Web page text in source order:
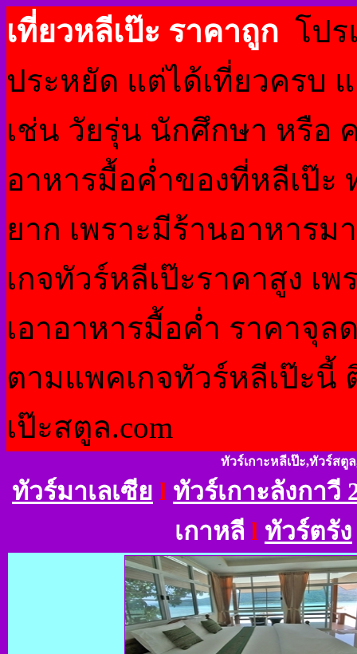
เที่ยวหลีเป๊ะ ราคาถูก โป
ประหยัด แต่ได้เที่ยวครบ
เช่น วัยรุ่น นักศึกษา หรือ
อาหารมื้อค่ำของที่หลีเป๊ะ
ยาก เพราะมีร้านอาหารม
เกจทัวร์หลีเป๊ะราคาสูง เ
เอาอาหารมื้อค่ำ ราคาจุล
ตามแพคเกจทัวร์หลีเป๊ะนี้
เป๊ะสตูล.com
ทัวร์เกาะหลีเป๊ะ,ทัวร์สตู
ทัวร์มาเลเซีย l ทัวร์เกาะลังกาวี
เกาหลี l ทัวร์ตรัง